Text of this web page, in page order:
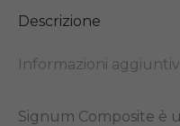
Descrizione
Informazioni
Signum Composite è